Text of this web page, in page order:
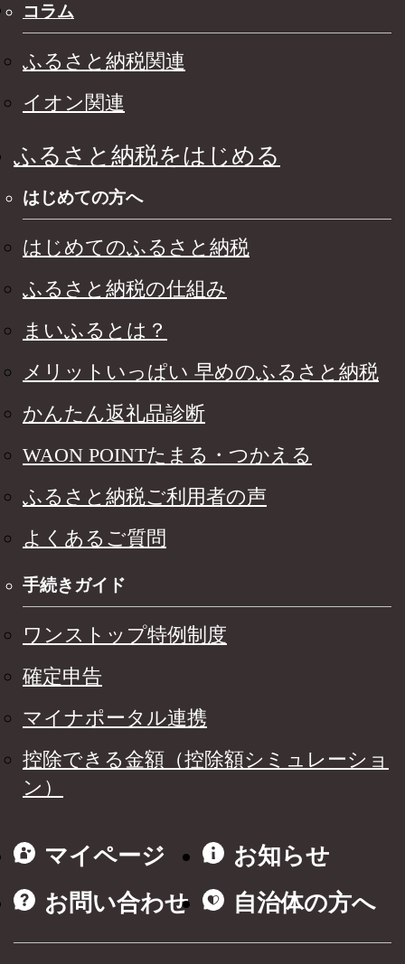
コラム
ふるさと納税関連
イオン関連
ふるさと納税をはじめる
はじめての方へ
はじめてのふるさと納税
ふるさと納税の仕組み
まいふるとは？
メリットいっぱい 早めのふるさと納税
かんたん返礼品診断
WAON POINTたまる・つかえる
ふるさと納税ご利用者の声
よくあるご質問
手続きガイド
ワンストップ特例制度
確定申告
マイナポータル連携
控除できる金額（控除額シミュレーショ
ン）
マイページ
お知らせ
お問い合わせ
自治体の方へ